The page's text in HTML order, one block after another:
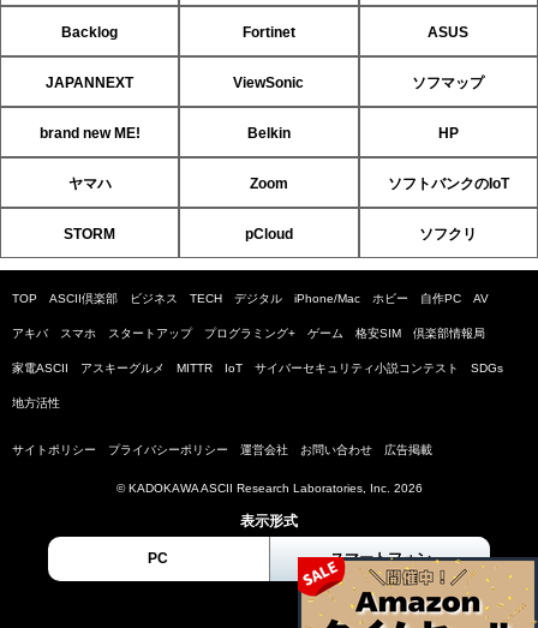
Backlog Fortinet ASUS
JAPANNEXT ViewSonic ソフマップ
brand new ME! Belkin HP
ヤマハ Zoom ソフトバンクのIoT
STORM pCloud ソフクリ
TOP ASCII倶楽部 ビジネス TECH デジタル iPhone/Mac ホビー 自作PC AV
アキバ スマホ スタートアップ プログラミング+ ゲーム 格安SIM 倶楽部情報局
家電ASCII アスキーグルメ MITTR IoT サイバーセキュリティ小説コンテスト SDGs
地方活性
サイトポリシー プライバシーポリシー 運営会社 お問い合わせ 広告掲載
© KADOKAWA ASCII Research Laboratories, Inc. 2026
表示形式
PC スマートフォン